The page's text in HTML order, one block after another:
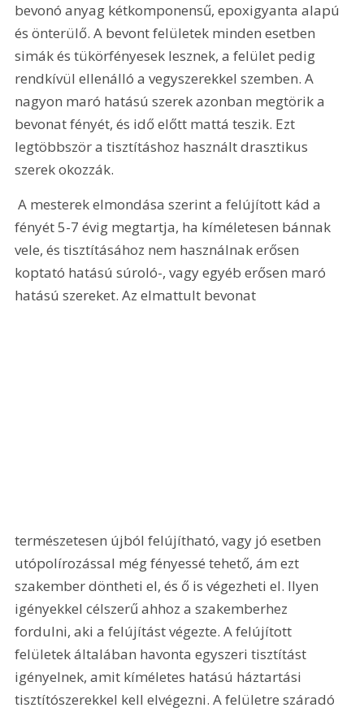
bevonó anyag kétkomponensű, epoxigyanta alapú
és önterülő. A bevont felületek minden esetben
simák és tükörfényesek lesznek, a felület pedig
rendkívül ellenálló a vegyszerekkel szemben. A
nagyon maró hatású szerek azonban megtörik a
bevonat fényét, és idő előtt mattá teszik. Ezt
legtöbbször a tisztításhoz használt drasztikus
szerek okozzák.
A mesterek elmondása szerint a felújított kád a
fényét 5-7 évig megtartja, ha kíméletesen bánnak
vele, és tisztításához nem használnak erősen
koptató hatású súroló-, vagy egyéb erősen maró
hatású szereket. Az elmattult bevonat
természetesen újból felújítható, vagy jó esetben
utópolírozással még fényessé tehető, ám ezt
szakember döntheti el, és ő is végezheti el. Ilyen
igényekkel célszerű ahhoz a szakemberhez
fordulni, aki a felújítást végezte. A felújított
felületek általában havonta egyszeri tisztítást
igényelnek, amit kíméletes hatású háztartási
tisztítószerekkel kell elvégezni. A felületre száradó